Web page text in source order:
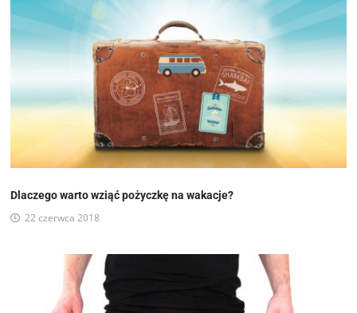
Dlaczego warto wziąć pożyczkę na wakacje?
22 czerwca 2018